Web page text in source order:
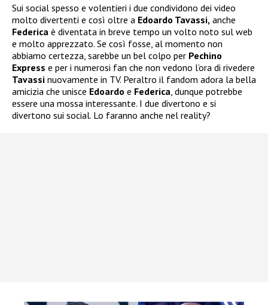
Sui social spesso e volentieri i due condividono dei video
molto divertenti e così oltre a Edoardo Tavassi, anche
Federica è diventata in breve tempo un volto noto sul web
e molto apprezzato. Se così fosse, al momento non
abbiamo certezza, sarebbe un bel colpo per Pechino
Express e per i numerosi fan che non vedono l’ora di rivedere
Tavassi nuovamente in TV. Peraltro il fandom adora la bella
amicizia che unisce Edoardo e Federica , dunque potrebbe
essere una mossa interessante. I due divertono e si
divertono sui social. Lo faranno anche nel reality?